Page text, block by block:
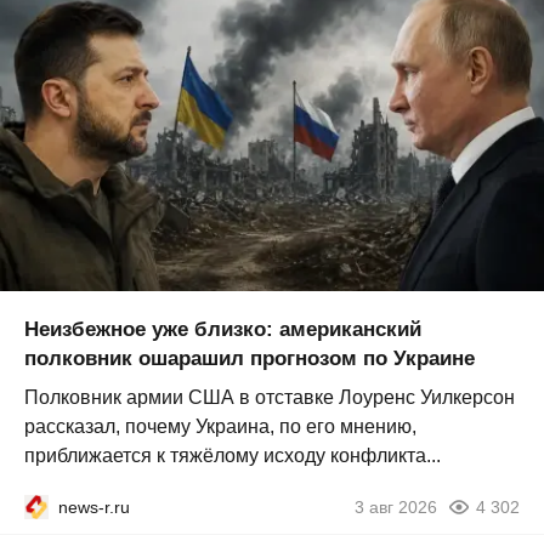
Неизбежное уже близко: американский
полковник ошарашил прогнозом по Украине
Полковник армии США в отставке Лоуренс Уилкерсон
рассказал, почему Украина, по его мнению,
приближается к тяжёлому исходу конфликта...
news-r.ru 3 авг 2026 4 302